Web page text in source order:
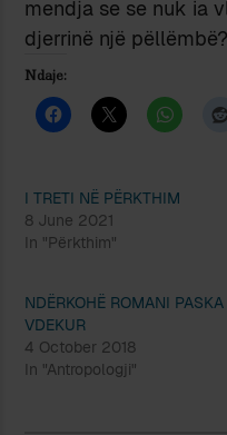
mendja se se nuk ia
djerrinë një pëllëmbë?
Ndaje:
I TRETI NË PËRKTHIM
8 June 2021
In "Përkthim"
NDËRKOHË ROMANI PASKA
VDEKUR
4 October 2018
In "Antropologji"